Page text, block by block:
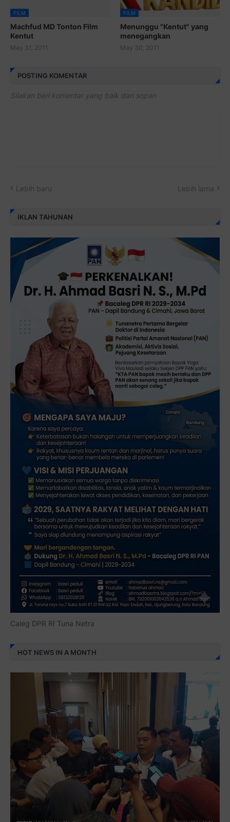
FILM
Machfud MD Tonton Film
Kentut
May 31, 2011
FILM
Menunggu "Kentut" yang
menegangkan
May 30, 2011
POSTING KOMENTAR
Silakan beri komentar yang baik dan sopan
Lebih baru Lebih lama
IKLAN TAHUNAN
Caleg DPR RI Tuna Netra
HOT NEWS IN A MONTH